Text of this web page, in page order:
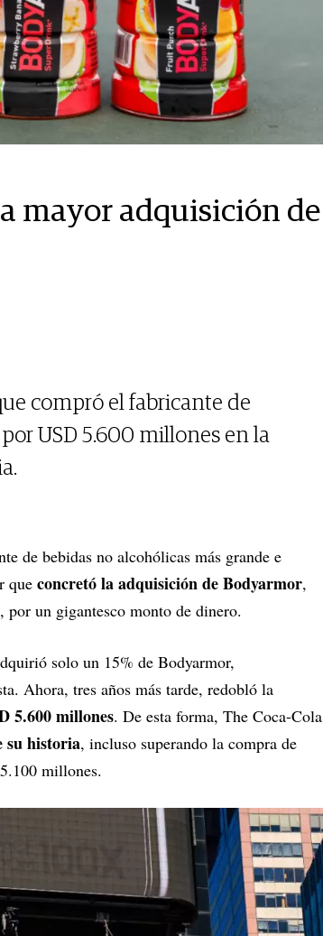
mayor adquisición de
compró el fabricante de
USD 5.600 millones en la
de bebidas no alcohólicas más grande e
que concretó la adquisición de Bodyarmor,
por un gigantesco monto de dinero.
solo un 15% de Bodyarmor,
Ahora, tres años más tarde, redobló la
5.600 millones. De esta forma, The Coca-Cola
su historia, incluso superando la compra de
millones.